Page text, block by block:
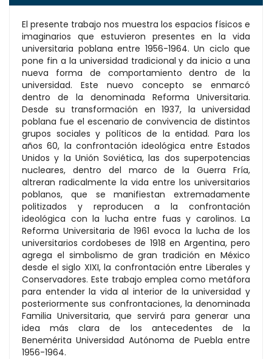
El presente trabajo nos muestra los espacios físicos e
imaginarios que estuvieron presentes en la vida
universitaria poblana entre 1956-1964. Un ciclo que
pone fin a la universidad tradicional y da inicio a una
nueva forma de comportamiento dentro de la
universidad. Este nuevo concepto se enmarcó
dentro de la denominada Reforma Universitaria.
Desde su transformación en 1937, la universidad
poblana fue el escenario de convivencia de distintos
grupos sociales y políticos de la entidad. Para los
años 60, la confrontación ideológica entre Estados
Unidos y la Unión Soviética, las dos superpotencias
nucleares, dentro del marco de la Guerra Fría,
altreran radicalmente la vida entre los universitarios
poblanos, que se manifiestan extremadamente
politizados y reproducen a la confrontación
ideológica con la lucha entre fuas y carolinos. La
Reforma Universitaria de 1961 evoca la lucha de los
universitarios cordobeses de 1918 en Argentina, pero
agrega el simbolismo de gran tradición en México
desde el siglo XIXI, la confrontación entre Liberales y
Conservadores. Este trabajo emplea como metáfora
para entender la vida al interior de la universidad y
posteriormente sus confrontaciones, la denominada
Familia Universitaria, que servirá para generar una
idea más clara de los antecedentes de la
Benemérita Universidad Autónoma de Puebla entre
1956-1964.